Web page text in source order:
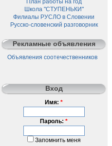
Школа "СТУПЕНЬКИ"
Филиалы РУСЛО в Словении
Русско-словенский разговорник
Рекламные объявления
Объявления соотечественников
Вход
Имя: *
Пароль: *
Запомнить меня